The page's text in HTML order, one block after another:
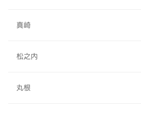
真崎
松之内
丸根